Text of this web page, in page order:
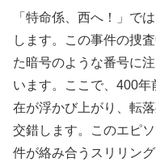
「特命係、西へ！」で
します。この事件の捜
た暗号のような番号に
います。ここで、400
在が浮かび上がり、転
交錯します。このエピ
件が絡み合うスリリン